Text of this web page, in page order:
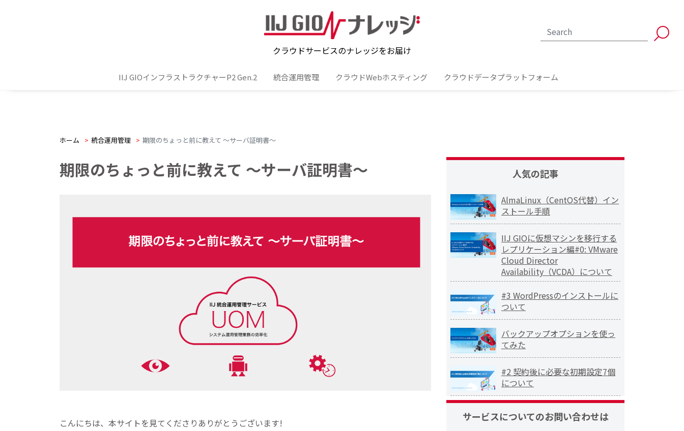
クラウドサービスのナレッジをお届け
IIJ GIOインフラストラクチャーP2 Gen.2 統合運用管理 クラウドWebホスティング クラウドデータプラットフォーム
ホーム > 統合運用管理 > 期限のちょっと前に教えて ～サーバ証明書～
期限のちょっと前に教えて ～サーバ証明書～
こんにちは、本サイトを見てくださりありがとうございます!
人気の記事
AlmaLinux（CentOS代替）イン
ストール手順
IIJ GIOに仮想マシンを移行する
レプリケーション編#0: VMware
Cloud Director
Availability（VCDA）について
#3 WordPressのインストールに
ついて
バックアップオプションを使っ
てみた
#2 契約後に必要な初期設定7個
について
サービスについてのお問い合わせは